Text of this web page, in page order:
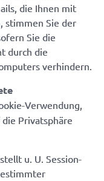
die Ihnen mit
stimmen Sie der
Sie die
durch die
verhindern.
Verwendung,
Privatsphäre
u. U. Session-